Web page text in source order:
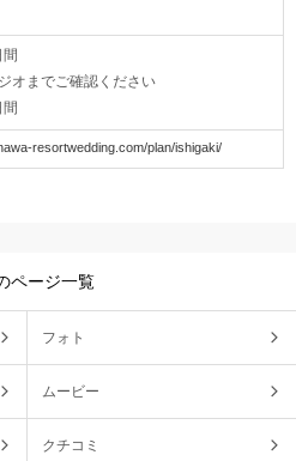
オまでご確認ください
resortwedding.com/plan/ishigaki/
ページ一覧
フォト
ムービー
クチコミ